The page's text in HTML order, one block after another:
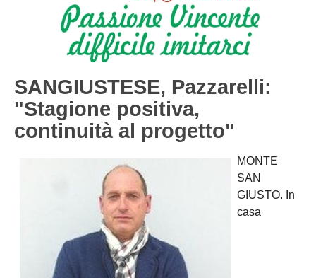
SANGIUSTESE, Pazzarelli:
"Stagione positiva,
continuità al progetto"
MONTE
SAN
GIUSTO. In
casa